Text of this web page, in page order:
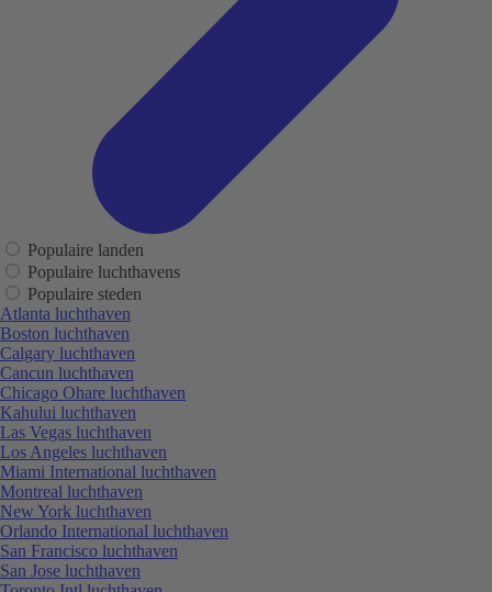
Populaire landen
Populaire luchthavens
Populaire steden
Atlanta luchthaven
Boston luchthaven
Calgary luchthaven
Cancun luchthaven
Chicago Ohare luchthaven
Kahului luchthaven
Las Vegas luchthaven
Los Angeles luchthaven
Miami International luchthaven
Montreal luchthaven
New York luchthaven
Orlando International luchthaven
San Francisco luchthaven
San Jose luchthaven